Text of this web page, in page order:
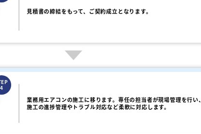
見積書の締結をもって、ご契約成立となります。
4
業務用エアコンの施工に移ります。専任の担当者が現場管理を行い、
施工の進捗管理やトラブル対応など柔軟に対応します。